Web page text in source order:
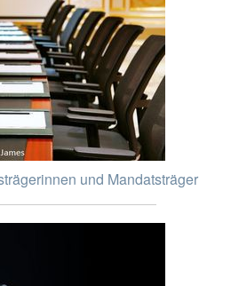
und Mandatsträger